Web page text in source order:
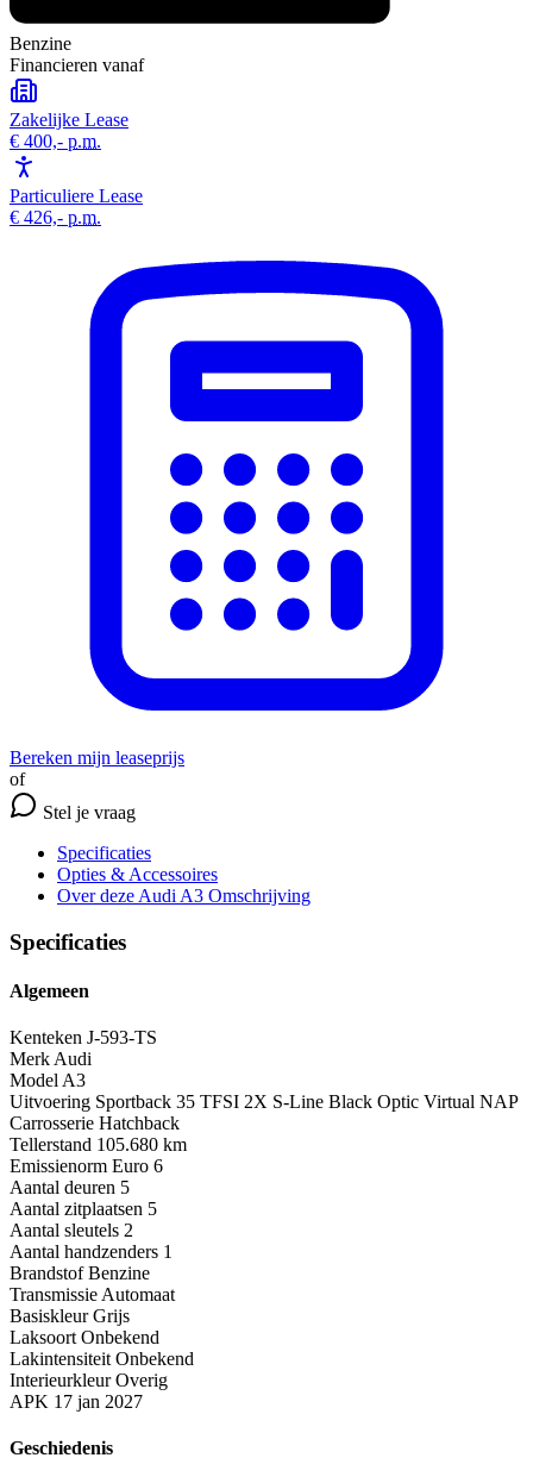
Benzine
Financieren vanaf
Zakelijke Lease
€ 400,- p.m.
Particuliere Lease
€ 426,- p.m.
Bereken mijn leaseprijs
of
Stel je vraag
Specificaties
Opties & Accessoires
Over deze Audi A3 Omschrijving
Specificaties
Algemeen
Kenteken J-593-TS
Merk Audi
Model A3
Uitvoering Sportback 35 TFSI 2X S-Line Black Optic Virtual NAP
Carrosserie Hatchback
Tellerstand 105.680 km
Emissienorm Euro 6
Aantal deuren 5
Aantal zitplaatsen 5
Aantal sleutels 2
Aantal handzenders 1
Brandstof Benzine
Transmissie Automaat
Basiskleur Grijs
Laksoort Onbekend
Lakintensiteit Onbekend
Interieurkleur Overig
APK 17 jan 2027
Geschiedenis